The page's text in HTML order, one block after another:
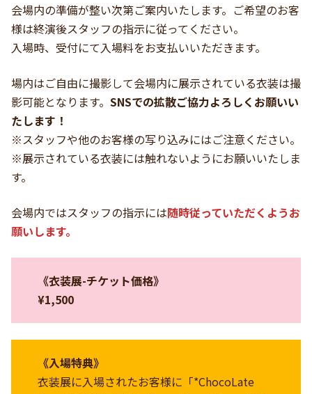
会場内の準備が整い次第ご案内いたします。ご希望のお客
様は終演後スタッフの指示に従ってください。
入場時、受付にて入場料をお支払いいただきます。
場内はご自由に撮影して会場内に展示されている衣装は撮
影可能となります。 SNSでの拡散ご協力よろしくお願いい
たします！
※スタッフや他のお客様の写り込みにはご注意ください。
※展示されている衣装には触れないようにお願いいたしま
す。
会場内ではスタッフの指示には随時従っていただくようお
願いします。
《衣装展-チケット価格》
¥1,500
《入場特典》
衣装展に入場されたお客様に「*ChocoLate